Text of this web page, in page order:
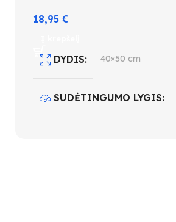
18,95€
DYDIS 40×50 cm
SUDĖTINGUMO LYGIS